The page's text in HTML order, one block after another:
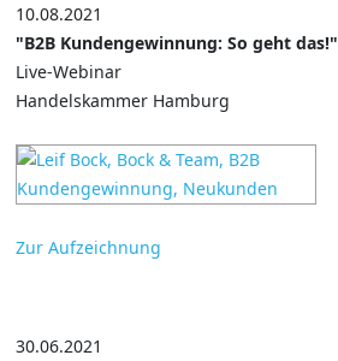
10.08.2021
"B2B Kundengewinnung: So geht das!"
Live-Webinar
Handelskammer Hamburg
Zur Aufzeichnung
30.06.2021